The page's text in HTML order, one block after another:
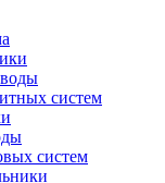
систем
систем